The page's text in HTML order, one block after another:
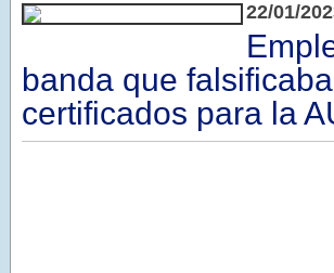
22/01/
banda que
certificados para la